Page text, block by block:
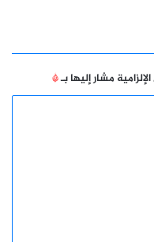
مشار إليها بـ*